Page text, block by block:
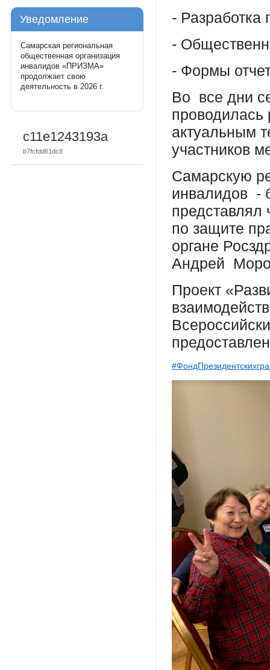
Уведомление
Самарская региональная
общественная организация
инвалидов «ПРИЗМА»
продолжает свою
деятельность в 2026 г.
c11e1243193a
b7fcfdd61dc8
- Разработка
-
- Формы
Во все дни
проводилась
актуальным
участников
Самарскую
инвалидов -
представлял
по защите
органе
Андрей
Проект